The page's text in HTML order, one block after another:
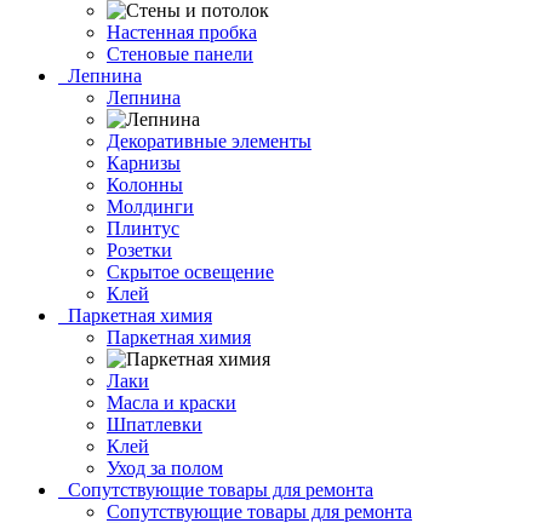
Настенная пробка
Стеновые панели
Лепнина
Лепнина
Декоративные элементы
Карнизы
Колонны
Молдинги
Плинтус
Розетки
Скрытое освещение
Клей
Паркетная химия
Паркетная химия
Лаки
Масла и краски
Шпатлевки
Клей
Уход за полом
Сопутствующие товары для ремонта
Сопутствующие товары для ремонта